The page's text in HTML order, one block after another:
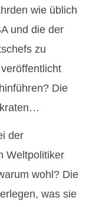
wie üblich
und die der
zu
Die
der
Weltpolitiker
wohl? Die
was sie